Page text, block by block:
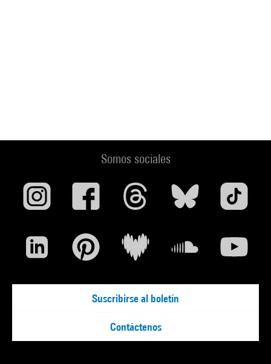
Somos sociales
Suscribirse al boletín
Contáctenos